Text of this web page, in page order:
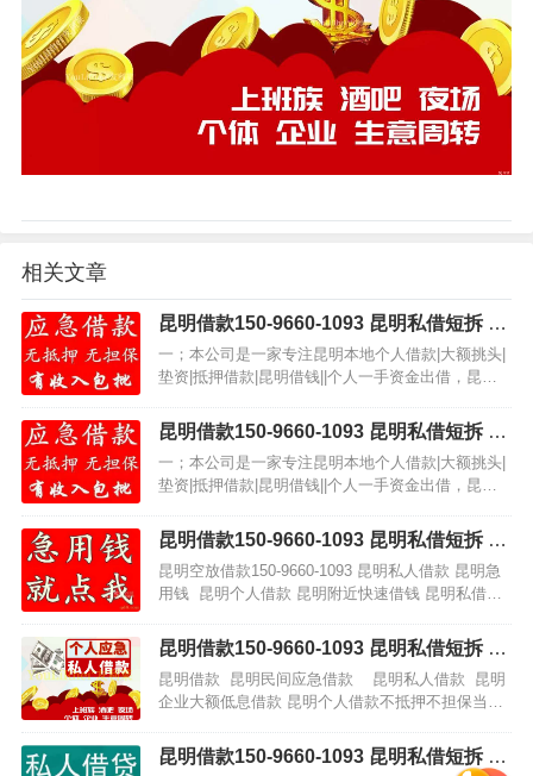
相关文章
昆明借款150-9660-1093 昆明私借短拆 昆
明民间应急借款 昆明企业贷 昆明附近快速
借钱 昆明私人借款 昆明无抵押借款 昆明
担保当天下款
一；本公司是一家专注昆明本地个人借款|大额挑头|
垫资|抵押借款|昆明借钱||个人一手资金出借，昆明
昆明短期周转，个人出借 昆明借款 昆明紧急借…
昆明借款150-9660-1093 昆明私借短拆 昆
明民间应急借款 昆明企业贷 昆明附近快速
借钱 昆明私人借款 昆明无抵押借款 昆明
担保当天下款
一；本公司是一家专注昆明本地个人借款|大额挑头|
垫资|抵押借款|昆明借钱||个人一手资金出借，昆明
昆明短期周转，个人出借 昆明借款 昆明紧急借…
昆明借款150-9660-1093 昆明私借短拆 昆
明民间应急借款 昆明企业贷 昆明附近快速
借钱 昆明私人借款 昆明无抵押借款 昆明
担保当天下款
昆明空放借款150-9660-1093 昆明私人借款 昆明急
用钱 昆明个人借款 昆明附近快速借钱 昆明私借短
务，公司资金雄厚，为昆…
昆明借款150-9660-1093 昆明私借短拆 昆
明民间应急借款 昆明企业贷 昆明附近快速
借钱 昆明私人借款 昆明无抵押借款 昆明
担保当天下款
昆明借款 昆明民间应急借款 昆明私人借款 昆明
企业大额低息借款 昆明个人借款不抵押不担保当天
的个人借款，为…
昆明借款150-9660-1093 昆明私借短拆 昆